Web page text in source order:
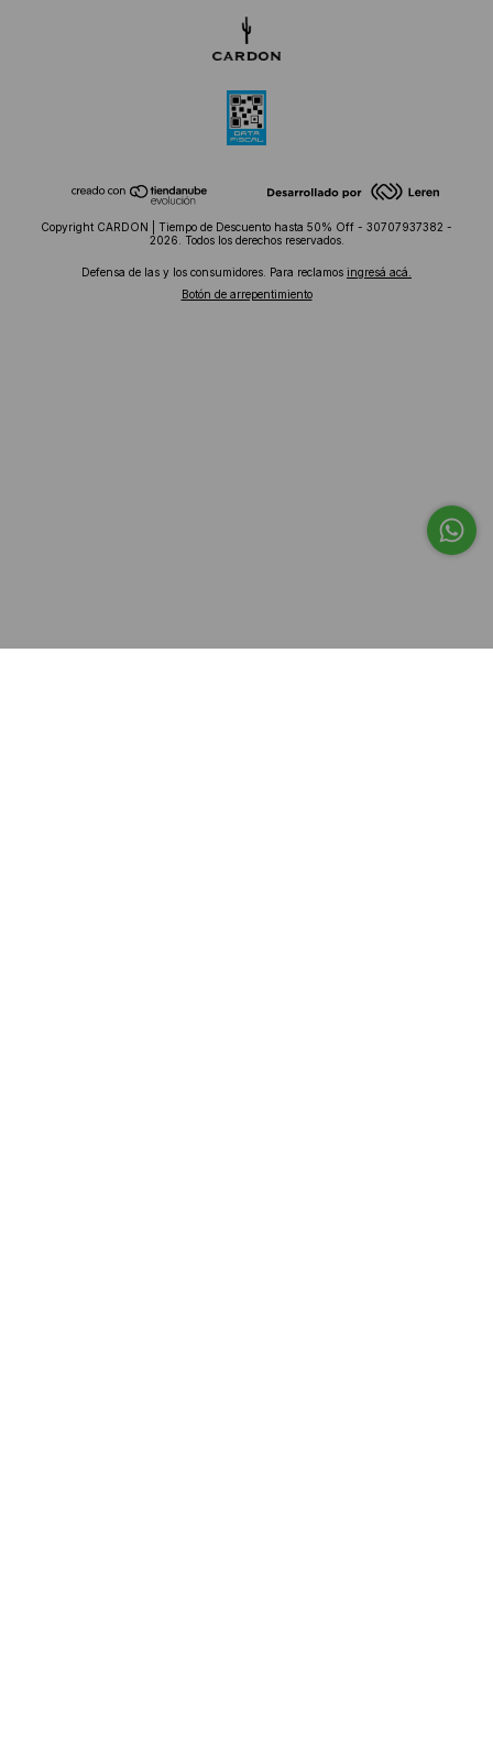
Copyright CARDON | Tiempo de Descuento hasta 50% Off - 30707937382 -
2026. Todos los derechos reservados.
Defensa de las y los consumidores. Para reclamos ingresá acá.
Botón de arrepentimiento